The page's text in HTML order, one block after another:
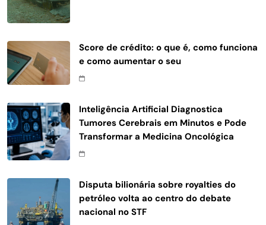
Score de crédito: o que é, como funciona
e como aumentar o seu
Inteligência Artificial Diagnostica
Tumores Cerebrais em Minutos e Pode
Transformar a Medicina Oncológica
Disputa bilionária sobre royalties do
petróleo volta ao centro do debate
nacional no STF